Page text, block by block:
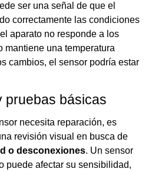
ser una señal de que el
correctamente las condiciones
aparato no responde a los
mantiene una temperatura
cambios, el sensor podría estar
pruebas básicas
necesita reparación, es
revisión visual en busca de
o desconexiones. Un sensor
puede afectar su sensibilidad,